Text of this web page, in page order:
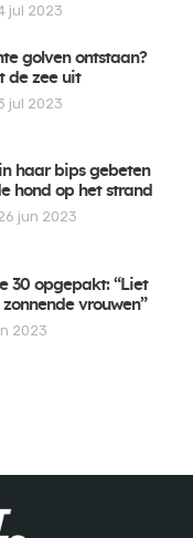
jul 2023
golven ontstaan?
de zee uit
jul 2023
haar bips gebeten
hond op het strand
jun 2023
30 opgepakt: “Liet
vrouwen”
2023